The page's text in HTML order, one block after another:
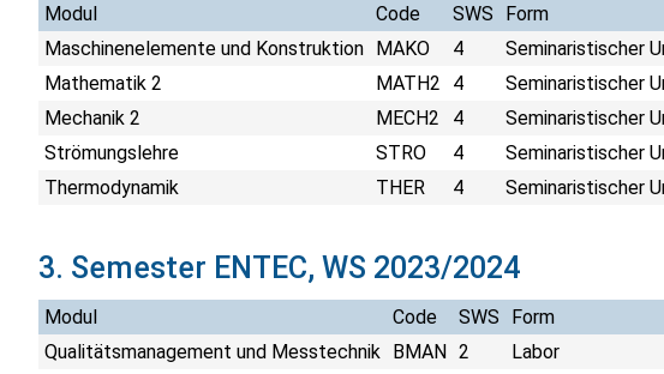
Modul Code SWS
Form
Maschinenelemente und Konstruktion MAKO 4
Seminaristischer
Mathematik 2
MATH2 4
Seminaristischer
Mechanik 2
MECH2 4
Seminaristischer
Strömungslehre
STRO 4
Seminaristischer
Thermodynamik
THER 4 Seminaristischer
3. Semester ENTEC, WS 2023/2024
Modul Code SWS
Form
Qualitätsmanagement und Messtechnik BMAN 2
Labor